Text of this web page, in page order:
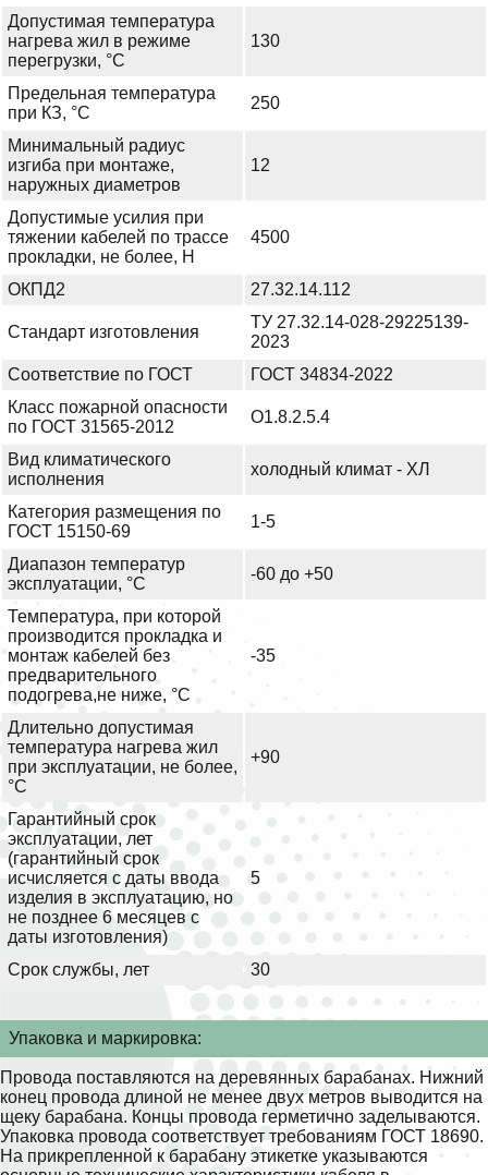
Допустимая температура
нагрева жил в режиме
перегрузки, °С
130
Предельная температура
при КЗ, °С
250
Минимальный радиус
изгиба при монтаже,
наружных диаметров
12
Допустимые усилия при
тяжении кабелей по трассе
прокладки, не более, Н
4500
ОКПД2 27.32.14.112
Стандарт изготовления
ТУ 27.32.14-028-29225139-
2023
Соответствие по ГОСТ
ГОСТ 34834-2022
Класс пожарной опасности
по ГОСТ 31565-2012
О1.8.2.5.4
Вид климатического
исполнения
холодный климат - ХЛ
Категория размещения по
ГОСТ 15150-69
1-5
Диапазон температур
эксплуатации, °С
-60 до +50
Температура, при которой
производится прокладка и
монтаж кабелей без
предварительного
подогрева,не ниже, °С
-35
Длительно допустимая
температура нагрева жил
при эксплуатации, не более,
°С
+90
Гарантийный срок
эксплуатации, лет
(гарантийный срок
исчисляется с даты ввода
изделия в эксплуатацию, но
не позднее 6 месяцев с
даты изготовления)
5
Срок службы, лет 30
Упаковка и маркировка:
Провода поставляются на деревянных барабанах. Нижний
конец провода длиной не менее двух метров выводится на
щеку барабана. Концы провода герметично заделываются.
Упаковка провода соответствует требованиям ГОСТ 18690.
На прикрепленной к барабану этикетке указываются